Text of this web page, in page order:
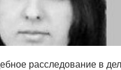
расследование в